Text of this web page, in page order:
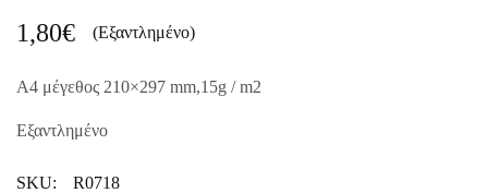
1,80€ (Εξαντλημένο)
A4 μέγεθος 210×297 mm,15g / m2
Εξαντλημένο
SKU:
R0718